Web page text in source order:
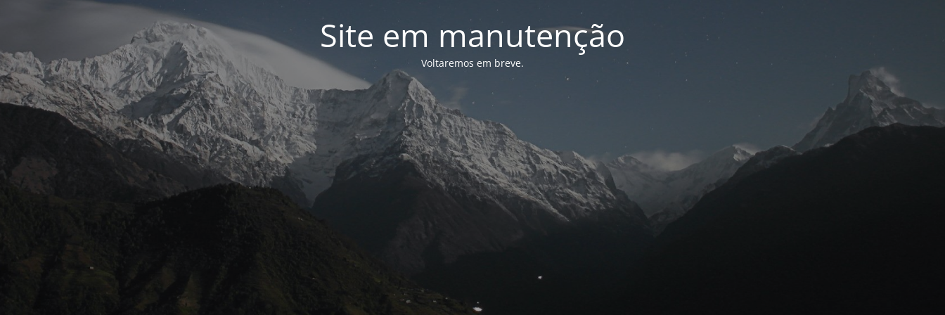
Site em manutenção
Voltaremos em breve.